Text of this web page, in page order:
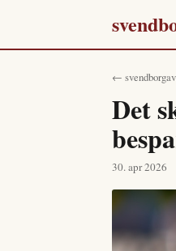
←
Det
30. apr 2026